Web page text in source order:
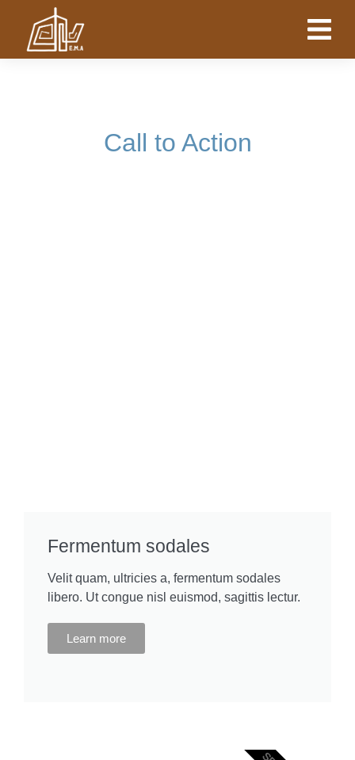
Call to Action
Fermentum sodales
Velit quam, ultricies a, fermentum sodales
libero. Ut congue nisl euismod, sagittis lectur.
Learn more